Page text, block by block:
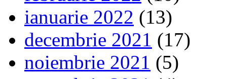
ianuarie 2022 (13)
decembrie 2021 (17)
noiembrie 2021 (5)